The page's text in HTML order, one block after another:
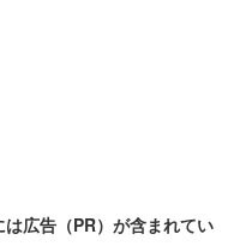
広告（PR）が含まれてい